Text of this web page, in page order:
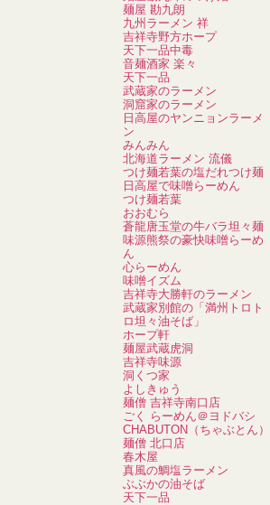
麺屋 勘九朗
九州ラーメン 祥
吉祥寺野方ホープ
天下一品中毒
音麺酒家 楽々
天下一品
武蔵家のラーメン
洞窟家のラーメン
日高屋のヤンニョンラーメ
ン
みんみん
北海道ラーメン 流儀
つけ麺若葉の塩だれつけ麺
日高屋で味噌らーめん
つけ麺若葉
おおむら
蒼龍唐玉堂の牛バラ坦々麺
味源熊祭の豪快味噌らーめ
ん
心らーめん
味噌イズム
吉祥寺大勝軒のラーメン
武蔵家別館の「満州トロト
ロ坦々油そば」
ホープ軒
麺屋武蔵虎洞
吉祥寺味源
洞くつ家
よしきゅう
麺僧 吉祥寺南口店
ごく らーめん＠ヨドバシ
CHABUTON（ちゃぶとん）
麺僧 北口店
春木屋
真風の鯛塩ラーメン
ぶぶかの油そば
天下一品